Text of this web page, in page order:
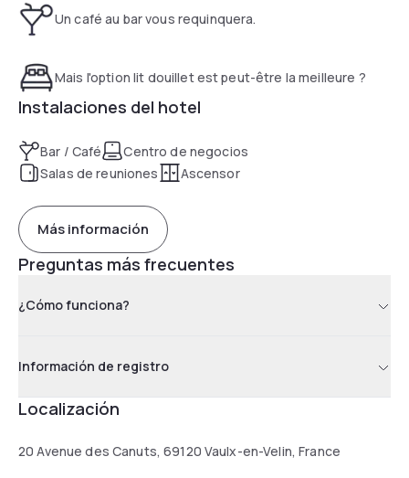
Un café au bar vous requinquera.
Mais l'option lit douillet est peut-être la meilleure ?
Instalaciones del hotel
Bar / Café
Centro de negocios
Salas de reuniones
Ascensor
Más información
Preguntas más frecuentes
¿Cómo funciona?
Información de registro
Localización
20 Avenue des Canuts, 69120 Vaulx-en-Velin, France